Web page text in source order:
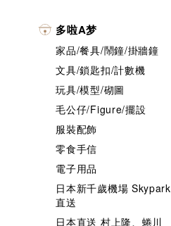
多啦A梦
家品/餐具/鬧鐘/掛牆鐘
文具/鎖匙扣/計數機
玩具/模型/砌圖
毛公仔/Figure/擺設
服裝配飾
零食手信
電子用品
日本新千歲機場 Skypark
直送
日本直送 村上隆、蜷川